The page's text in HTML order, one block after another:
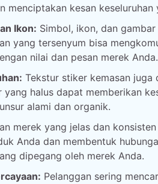
menciptakan kesan keseluruhan
Ikon: Simbol, ikon, dan
yang tersenyum bisa
nilai dan pesan merek Anda.
Tekstur stiker kemasan
halus dapat memberikan
alami dan organik.
merek yang jelas dan
Anda dan membentuk
dipegang oleh merek Anda.
Pelanggan sering